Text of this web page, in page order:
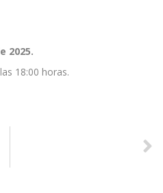
2025.
18:00 horas.